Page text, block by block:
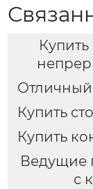
Отличный
Купить
Купить
Ведущие
с